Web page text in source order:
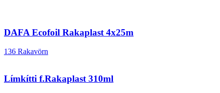
DAFA Ecofoil Rakaplast 4x25m
136 Rakavörn
Límkítti f.Rakaplast 310ml